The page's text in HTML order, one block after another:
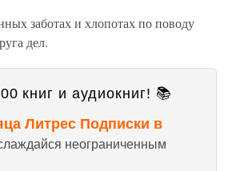
заботах и хлопотах по поводу
дел.
книг и аудиокниг! 📚
Литрес Подписки в
неограниченным